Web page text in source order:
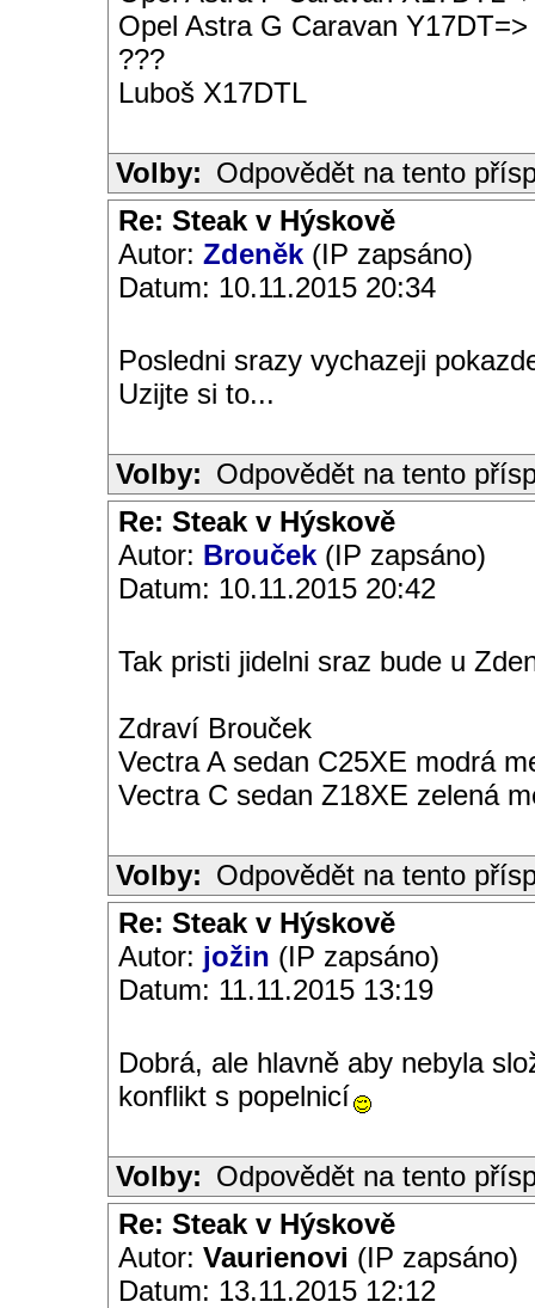
Opel Astra G Caravan Y17DT=>
???
Luboš X17DTL
Volby: Odpovědět na tento
Re: Steak v Hýskově
Autor: Zdeněk (IP zapsáno)
Datum: 10.11.2015 20:34
Posledni srazy vychazeji
Uzijte si to...
Volby: Odpovědět na tento
Re: Steak v Hýskově
Autor: Brouček (IP zapsáno)
Datum: 10.11.2015 20:42
Tak pristi jidelni sraz bude u
Zdraví Brouček
Vectra A sedan C25XE modrá
Vectra C sedan Z18XE zelená
Volby: Odpovědět na tento
Re: Steak v Hýskově
Autor: jožin (IP zapsáno)
Datum: 11.11.2015 13:19
Dobrá, ale hlavně aby nebyla
konflikt s popelnicí
Volby: Odpovědět na tento
Re: Steak v Hýskově
Autor: Vaurienovi (IP zapsáno)
Datum: 13.11.2015 12:12